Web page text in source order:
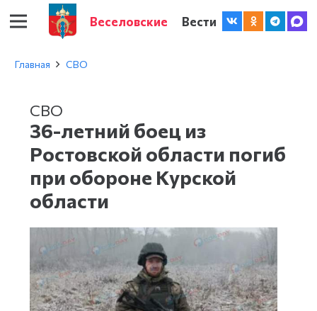
Веселовские Вести
Главная СВО
СВО
36-летний боец из
Ростовской области погиб
при обороне Курской
области